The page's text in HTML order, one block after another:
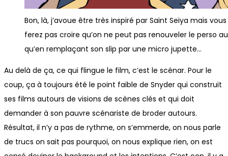
Bon, là, j’avoue être très inspiré par Saint Seiya mais
ferez pas croire qu’on ne peut pas renouveler le perso
qu’en remplaçant son slip par une micro jupette…
Au delà de ça, ce qui flingue le film, c’est le scénar. Pour le
coup, ça à toujours été le point faible de Snyder qui construit
ses films autours de visions de scènes clés et qui doit
demander à son pauvre scénariste de broder autours.
Résultat, il n’y a pas de rythme, on s’emmerde, on nous parle
de trucs on sait pas pourquoi, on nous explique rien, on est